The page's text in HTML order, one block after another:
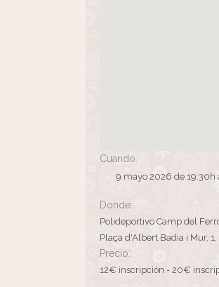
Cuando:
9 mayo 2026 de 19:30h
Donde:
Polideportivo Camp del
Plaça d'Albert Badia i Mur,
Precio:
12€ inscripción - 20€